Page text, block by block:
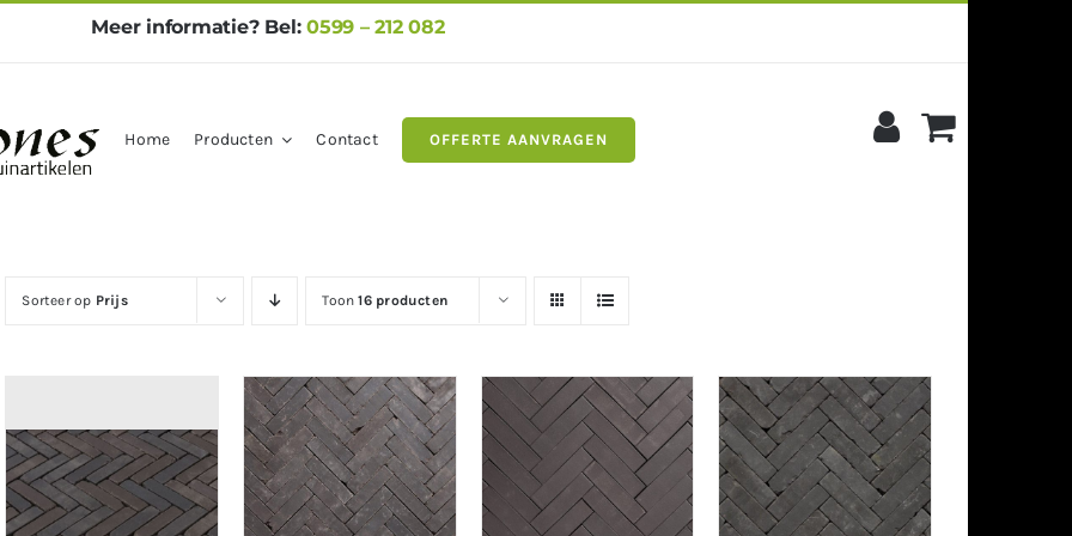
Meer informatie? Bel:0599 – 212 082
Home Producten Contact OFFERTE AANVRAGEN
Sorteer op Prijs Toon16 producten